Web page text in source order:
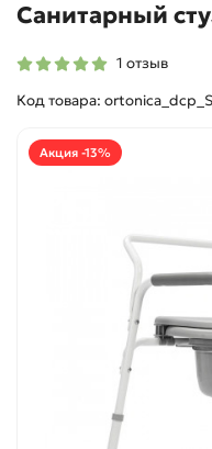
Санитарный
1 отзыв
Код товара:
Акция -13%